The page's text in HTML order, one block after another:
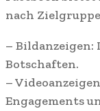
nach
– Bildanzeigen:
Botschaften.
–
Engagements